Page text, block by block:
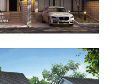
Graha di
Cibubur